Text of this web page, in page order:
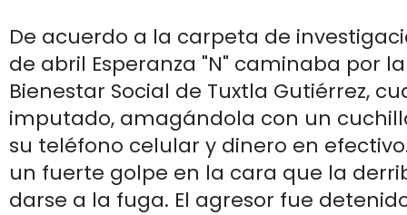
De acuerdo a la carpeta de
de abril Esperanza "N" caminaba por
Bienestar Social de Tuxtla Gutiérrez,
imputado, amagándola con un
su teléfono celular y dinero en
un fuerte golpe en la cara que la
darse a la fuga. El agresor fue